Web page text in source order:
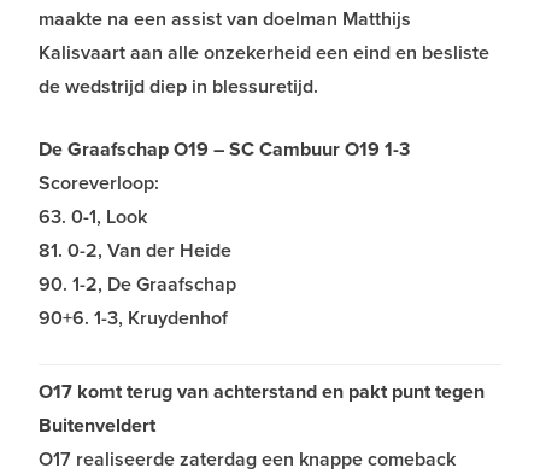
maakte na een assist van doelman Matthijs
Kalisvaart aan alle onzekerheid een eind en besliste
de wedstrijd diep in blessuretijd.
De Graafschap O19 – SC Cambuur O19 1-3
Scoreverloop:
63. 0-1, Look
81. 0-2, Van der Heide
90. 1-2, De Graafschap
90+6. 1-3, Kruydenhof
O17 komt terug van achterstand en pakt punt tegen
Buitenveldert
O17 realiseerde zaterdag een knappe comeback